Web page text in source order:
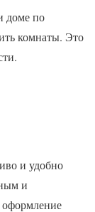
доме по
комнаты. Это
и удобно
и
оформление